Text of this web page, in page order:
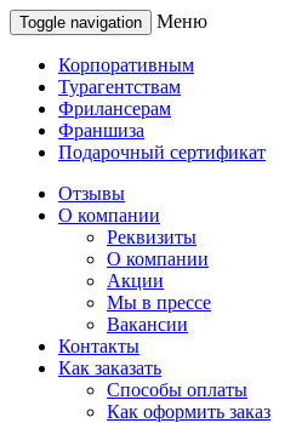
Toggle navigation Меню
Корпоративным
Турагентствам
Фрилансерам
Франшиза
Подарочный сертификат
Отзывы
О компании
Реквизиты
О компании
Акции
Мы в прессе
Вакансии
Контакты
Как заказать
Способы оплаты
Как оформить заказ